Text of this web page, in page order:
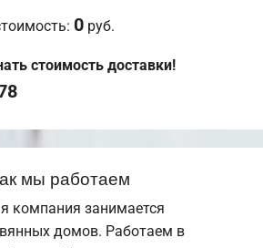
0 руб.
стоимость доставки!
мы работаем
компания занимается
домов. Работаем в